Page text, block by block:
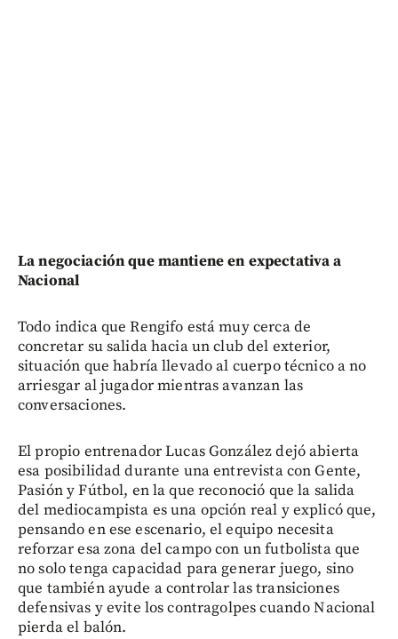
La negociación que mantiene en expectativa a
Nacional
Todo indica que Rengifo está muy cerca de
concretar su salida hacia un club del exterior,
situación que habría llevado al cuerpo técnico a no
arriesgar al jugador mientras avanzan las
conversaciones.
El propio entrenador Lucas González dejó abierta
esa posibilidad durante una entrevista con Gente,
Pasión y Fútbol, en la que reconoció que la salida
del mediocampista es una opción real y explicó que,
pensando en ese escenario, el equipo necesita
reforzar esa zona del campo con un futbolista que
no solo tenga capacidad para generar juego, sino
que también ayude a controlar las transiciones
defensivas y evite los contragolpes cuando Nacional
pierda el balón.